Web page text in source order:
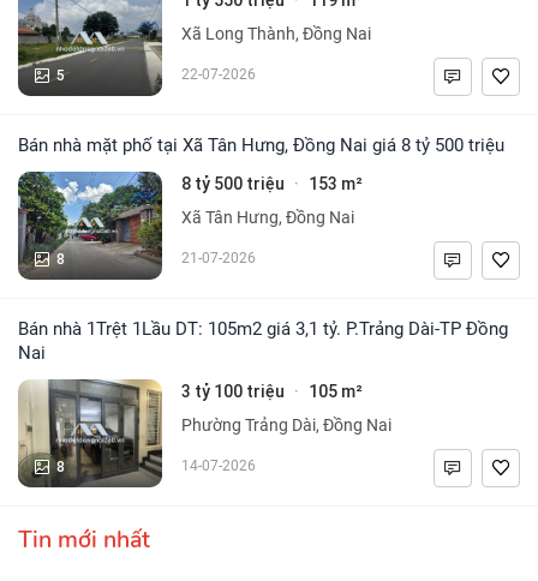
5
Xã Long Thành, Đồng Nai
22-07-2026
Bán nhà mặt phố tại Xã Tân Hưng, Đồng Nai giá 8 tỷ 500 triệu
8
8 tỷ 500 triệu · 153 m²
Xã Tân Hưng, Đồng Nai
21-07-2026
Bán nhà 1Trệt 1Lầu DT: 105m2 giá 3,1 tỷ. P.Trảng Dài-TP Đồng
Nai
8
3 tỷ 100 triệu · 105 m²
Phường Trảng Dài, Đồng Nai
14-07-2026
Tin mới nhất